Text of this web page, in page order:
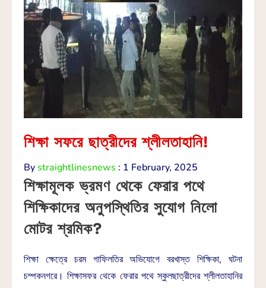
শিক্ষা সফরে ছাত্রীদের শ্লীলতাহানি!
Bystraightlinesnews : 1 February, 2025
শিক্ষামূলক ভ্রমণ থেকে ফেরার পথে
শিক্ষিকাদের অনুপস্থিতির সুযোগ নিলো
মোটর শ্রমিক?
শিক্ষা ক্ষেত্রে চরম গাফিলতির অভিযোগে বরখাস্ত শিক্ষিকা, ঘটনা
চম্পকনগরে। শিক্ষাসফর থেকে ফেরার পথে স্কুলছাত্রীদের শ্লীলতাহানির